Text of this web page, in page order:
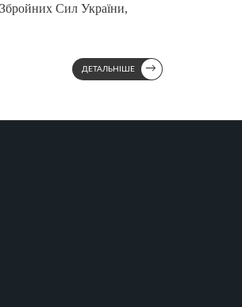
Сил України,
ДЕТАЛЬНІШЕ →